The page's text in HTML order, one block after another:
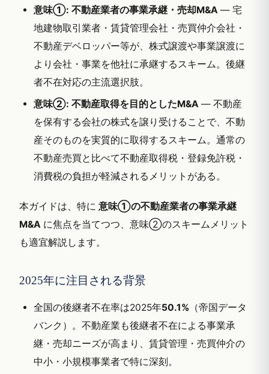
意味①: 不動産業者の事業承継・売却M&A — 宅
地建物取引業者・賃貸管理会社・売買仲介会社・
不動産デベロッパー等が、株式譲渡や事業譲渡に
より会社・事業を他社に承継するスキーム。後継
者不在対応の主流選択肢。
意味②: 不動産取得を目的としたM&A — 不動産
を保有する会社の株式を譲り受けることで、不動
産そのものを実質的に取得するスキーム。通常の
不動産売買と比べて不動産取得税・登録免許税・
消費税の負担が軽減されるメリットがある。
本ガイドは、特に 意味①の不動産業者の事業承継
M&A に焦点を当てつつ、意味②のスキームメリット
も適宜解説します。
2025年に注目される背景
全国の後継者不在率は2025年50.1% （帝国データ
バンク）。不動産業も後継者不在による事業承
継・売却ニーズが高まり、賃貸管理・売買仲介の
中小・小規模事業者で特に深刻。